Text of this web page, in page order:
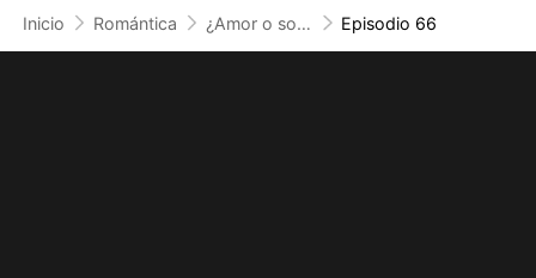
Inicio Romántica ¿Amor o solo un sueño? Episodio 66